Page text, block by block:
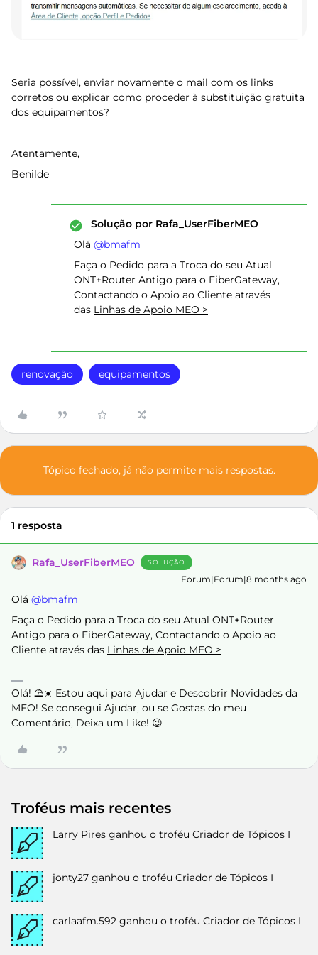
Seria possível, enviar novamente o mail com os links
corretos ou explicar como proceder à substituição gratuita
dos equipamentos?
Atentamente,
Benilde
Solução por Rafa_UserFiberMEO
Olá ​ @bmafm
Faça o Pedido para a Troca do seu Atual
ONT+Router Antigo para o FiberGateway,
Contactando o Apoio ao Cliente através
das Linhas de Apoio MEO >
renovação equipamentos
Tópico fechado, já não permite mais respostas.
1 resposta
Rafa_UserFiberMEO SOLUÇÃO
Forum|Forum|8 months ago
Olá ​ @bmafm
Faça o Pedido para a Troca do seu Atual ONT+Router
Antigo para o FiberGateway, Contactando o Apoio ao
Cliente através das Linhas de Apoio MEO >
Olá! ⛱️☀️ Estou aqui para Ajudar e Descobrir Novidades da
MEO! Se consegui Ajudar, ou se Gostas do meu
Comentário, Deixa um Like! 😉
Troféus mais recentes
Larry Pires ganhou o troféu Criador de Tópicos I
jonty27 ganhou o troféu Criador de Tópicos I
carlaafm.592 ganhou o troféu Criador de Tópicos I